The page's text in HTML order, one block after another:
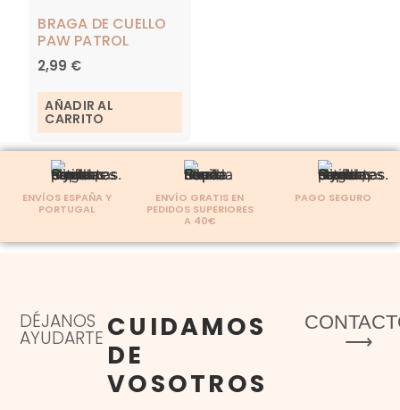
BRAGA DE CUELLO
PAW PATROL
2,99 €
AÑADIR AL
CARRITO
ENVÍOS ESPAÑA Y
PORTUGAL
ENVÍO GRATIS EN
PEDIDOS SUPERIORES
A 40€
PAGO SEGURO
DÉJANOS
AYUDARTE CUIDAMOS
DE
VOSOTROS
⟶